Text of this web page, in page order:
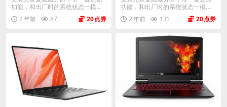
功能，和出厂时的系统状态一模一
样。 机型(MTM)...
2 年前 87 20
功能，和出厂时的系统状态一模一
样。 机型(MTM)...
2 年前 131 20